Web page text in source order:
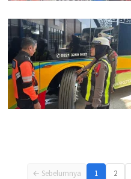
← Sebelumnya 1 2